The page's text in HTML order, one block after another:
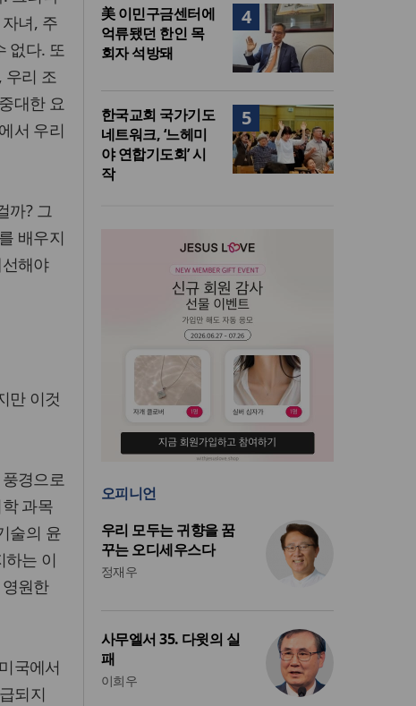
녀, 주
없다. 또
우리 조
대한 요
서 우리
까? 그
배우지
해야
만 이것
경으로
과목
술의 윤
는 이
원한
국에서
되지
4
美 이민구금센터에
억류됐던 한인 목
회자 석방돼
5
한국교회 국가기도
네트워크, ‘느헤미
야 연합기도회’ 시
작
오피니언
우리 모두는 귀향을 꿈
꾸는 오디세우스다
정재우
사무엘서 35. 다윗의 실
패
이희우